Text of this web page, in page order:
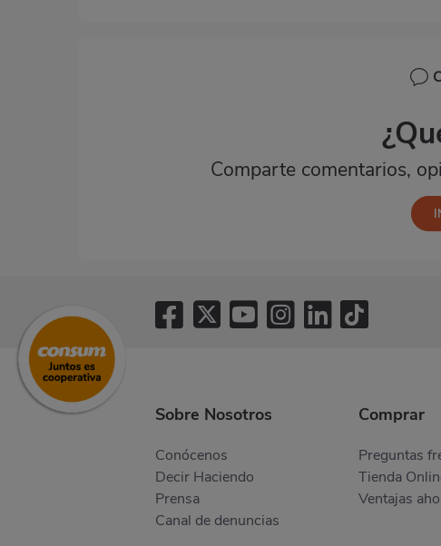
Comparte comentarios,
Sobre Nosotros
Conócenos
Decir Haciendo
Prensa
Canal de denuncias
Comprar
Preguntas
Tienda
Ventajas